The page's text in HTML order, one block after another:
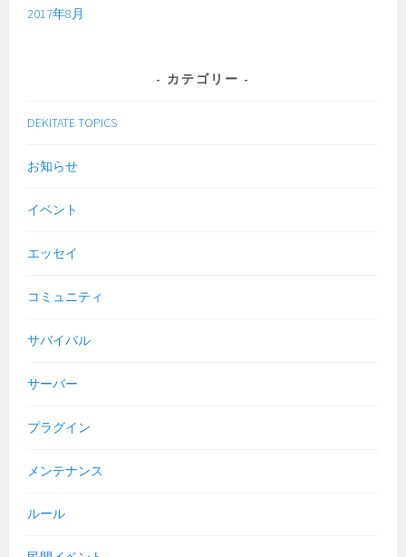
2017年8月
カテゴリー
DEKITATE TOPICS
お知らせ
イベント
エッセイ
コミュニティ
サバイバル
サーバー
プラグイン
メンテナンス
ルール